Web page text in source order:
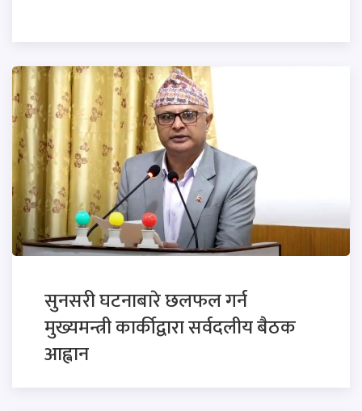
सुनसरी घटनाबारे छलफल गर्न
मुख्यमन्त्री कार्कीद्वारा सर्वदलीय बैठक
आह्वान